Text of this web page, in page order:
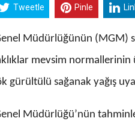
Tweetle Pinle
Müdürlüğünün (MGM)
mevsim
gürültülü sağanak yağış
Müdürlüğü’nün